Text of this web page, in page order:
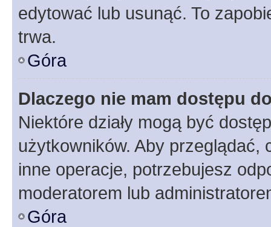
edytować lub usunąć. To
trwa.
Góra
Dlaczego nie mam dostępu
Niektóre działy mogą być
użytkowników. Aby
inne operacje, potrzebujesz
moderatorem lub
Góra